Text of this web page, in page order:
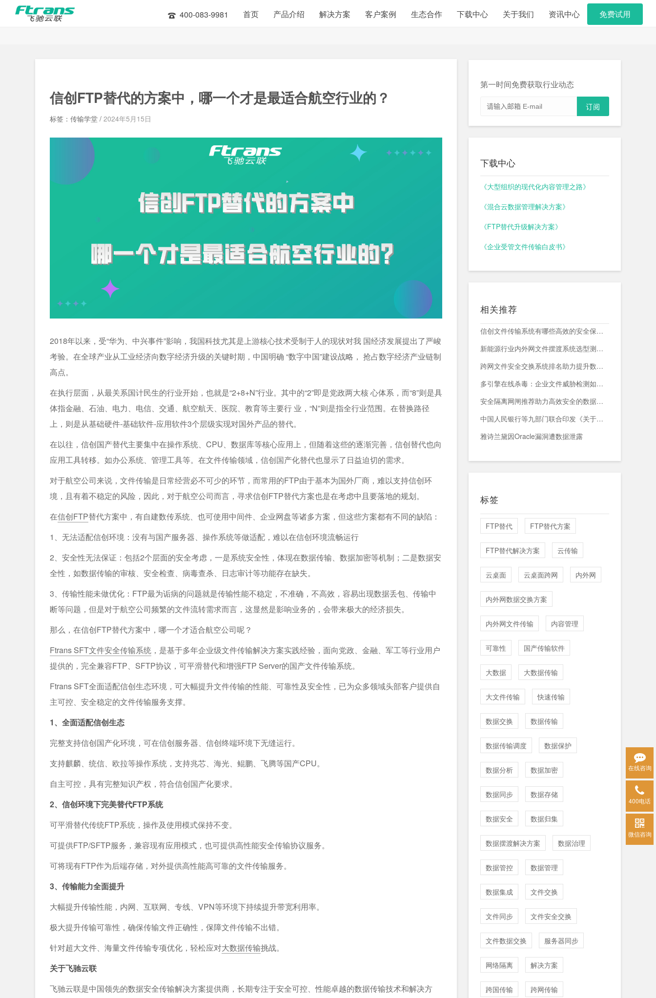
400-083-9981 首页 产品介绍 解决方案 客户案例 生态合作 下载中心 关于我们 资讯中心 免费试用
信创FTP替代的方案中，哪一个才是最适合航空行业的？
标签：传输学堂 / 2024年5月15日
2018年以来，受“华为、中兴事件”影响，我国科技尤其是上游核心技术受制于人的现状对我 国经济发展提出了严峻
考验。在全球产业从工业经济向数字经济升级的关键时期，中国明确 “数字中国”建设战略， 抢占数字经济产业链制
高点。
在执行层面，从最关系国计民生的行业开始，也就是“2+8+N”行业。其中的“2”即是党政两大核 心体系，而“8”则是具
体指金融、石油、电力、电信、交通、航空航天、医院、教育等主要行 业，“N”则是指全行业范围。在替换路径
上，则是从基础硬件-基础软件-应用软件3个层级实现对国外产品的替代。
在以往，信创国产替代主要集中在操作系统、CPU、数据库等核心应用上，但随着这些的逐渐完善，信创替代也向
应用工具转移。如办公系统、管理工具等。在文件传输领域，信创国产化替代也显示了日益迫切的需求。
对于航空公司来说，文件传输是日常经营必不可少的环节，而常用的FTP由于基本为国外厂商，难以支持信创环
境，且有着不稳定的风险，因此，对于航空公司而言，寻求信创FTP替代方案也是在考虑中且要落地的规划。
在信创FTP替代方案中，有自建数传系统、也可使用中间件、企业网盘等诸多方案，但这些方案都有不同的缺陷：
1、无法适配信创环境：没有与国产服务器、操作系统等做适配，难以在信创环境流畅运行
2、安全性无法保证：包括2个层面的安全考虑，一是系统安全性，体现在数据传输、数据加密等机制；二是数据安
全性，如数据传输的审核、安全检查、病毒查杀、日志审计等功能存在缺失。
3、传输性能未做优化：FTP最为诟病的问题就是传输性能不稳定，不准确，不高效，容易出现数据丢包、传输中
断等问题，但是对于航空公司频繁的文件流转需求而言，这显然是影响业务的，会带来极大的经济损失。
那么，在信创FTP替代方案中，哪一个才适合航空公司呢？
Ftrans SFT文件安全传输系统 ，是基于多年企业级文件传输解决方案实践经验，面向党政、金融、军工等行业用户
提供的，完全兼容FTP、SFTP协议，可平滑替代和增强FTP Server的国产文件传输系统。
Ftrans SFT全面适配信创生态环境，可大幅提升文件传输的性能、可靠性及安全性，已为众多领域头部客户提供自
主可控、安全稳定的文件传输服务支撑。
1、全面适配信创生态
完整支持信创国产化环境，可在信创服务器、信创终端环境下无缝运行。
支持麒麟、统信、欧拉等操作系统，支持兆芯、海光、鲲鹏、飞腾等国产CPU。
自主可控，具有完整知识产权，符合信创国产化要求。
2、信创环境下完美替代FTP系统
可平滑替代传统FTP系统，操作及使用模式保持不变。
可提供FTP/SFTP服务，兼容现有应用模式，也可提供高性能安全传输协议服务。
可将现有FTP作为后端存储，对外提供高性能高可靠的文件传输服务。
3、传输能力全面提升
大幅提升传输性能，内网、互联网、专线、VPN等环境下持续提升带宽利用率。
极大提升传输可靠性，确保传输文件正确性，保障文件传输不出错。
针对超大文件、海量文件传输专项优化，轻松应对大数据传输挑战。
关于飞驰云联
飞驰云联是中国领先的数据安全传输解决方案提供商，长期专注于安全可控、性能卓越的数据传输技术和解决方
第一时间免费获取行业动态
下载中心
《大型组织的现代化内容管理之路》
《混合云数据管理解决方案》
《FTP替代升级解决方案》
《企业受管文件传输白皮书》
相关推荐
信创文件传输系统有哪些高效的安全保障措施？
新能源行业内外网文件摆渡系统选型测评，附头部企业跨网部署案例
跨网文件安全交换系统排名助力提升数据传输安全与效率
多引擎在线杀毒：企业文件威胁检测如何减少漏报与误报？
安全隔离网闸推荐助力高效安全的数据交换与网络防护
中国人民银行等九部门联合印发《关于加强科技金融领域数据开发利用的通知》
雅诗兰黛因Oracle漏洞遭数据泄露
标签
FTP替代 FTP替代方案
FTP替代解决方案 云传输
云桌面 云桌面跨网 内外网
内外网数据交换方案
内外网文件传输 内容管理
可靠性 国产传输软件
大数据 大数据传输
大文件传输 快速传输
数据交换 数据传输
数据传输调度 数据保护
数据分析 数据加密
数据同步 数据存储
数据安全 数据归集
数据摆渡解决方案 数据治理
数据管控 数据管理
数据集成 文件交换
文件同步 文件安全交换
文件数据交换 服务器同步
网络隔离 解决方案
跨国传输 跨网传输
在线咨询
400电话
微信咨询